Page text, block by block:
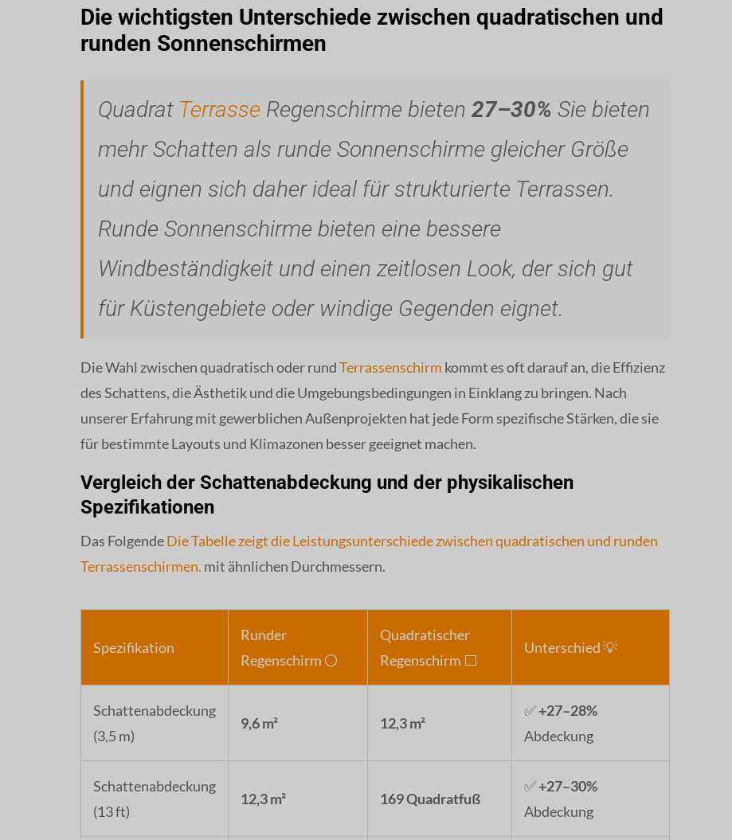
Die wichtigsten Unterschiede zwischen quadratischen und
runden Sonnenschirmen
Quadrat Terrasse Regenschirme bieten 27–30% Sie bieten
mehr Schatten als runde Sonnenschirme gleicher Größe
und eignen sich daher ideal für strukturierte Terrassen.
Runde Sonnenschirme bieten eine bessere
Windbeständigkeit und einen zeitlosen Look, der sich gut
für Küstengebiete oder windige Gegenden eignet.
Die Wahl zwischen quadratisch oder rundTerrassenschirm kommt es oft darauf an, die Effizienz
des Schattens, die Ästhetik und die Umgebungsbedingungen in Einklang zu bringen. Nach
unserer Erfahrung mit gewerblichen Außenprojekten hat jede Form spezifische Stärken, die sie
für bestimmte Layouts und Klimazonen besser geeignet machen.
Vergleich der Schattenabdeckung und der physikalischen
Spezifikationen
Das FolgendeDie Tabelle zeigt die Leistungsunterschiede zwischen quadratischen und runden
Terrassenschirmen. mit ähnlichen Durchmessern.
Spezifikation
Runder
Regenschirm ⚪
Quadratischer
Regenschirm ⬜
Unterschied 💡
Schattenabdeckung
(3,5 m)
9,6 m² 12,3 m²
✅+27–28%
Abdeckung
Schattenabdeckung
(13 ft)
12,3 m² 169 Quadratfuß
✅+27–30%
Abdeckung